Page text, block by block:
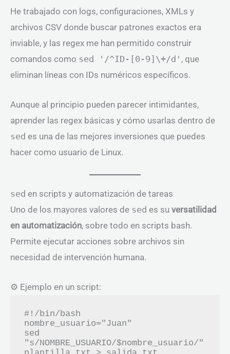
He trabajado con logs, configuraciones, XMLs y
archivos CSV donde buscar patrones exactos era
inviable, y las regex me han permitido construir
comandos como sed '/^ID-[0-9]\+/d' , que
eliminan líneas con IDs numéricos específicos.
Aunque al principio pueden parecer intimidantes,
aprender las regex básicas y cómo usarlas dentro de
sed es una de las mejores inversiones que puedes
hacer como usuario de Linux.
sed en scripts y automatización de tareas
Uno de los mayores valores de sed es su versatilidad
en automatización, sobre todo en scripts bash.
Permite ejecutar acciones sobre archivos sin
necesidad de intervención humana.
⚙️ Ejemplo en un script:
#!/bin/bash
nombre_usuario="Juan"
sed
"s/NOMBRE_USUARIO/$nombre_usuario/"